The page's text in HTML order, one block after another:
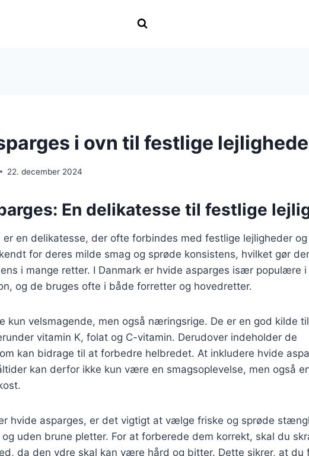
i ovn til festlige
22. december 2024
En delikatesse til festlige
er en delikatesse, der ofte forbindes med festlige lejligheder
for deres milde smag og sprøde konsistens, hvilket gør
i mange retter. I Danmark er hvide asparges især populære i
og de bruges ofte i både forretter og hovedretter.
kun velsmagende, men også næringsrige. De er en god kilde
vitamin K, folat og C-vitamin. Derudover indeholder de
kan bidrage til at forbedre helbredet. At inkludere hvide
kan derfor ikke kun være en smagsoplevelse, men også
hvide asparges, er det vigtigt at vælge friske og sprøde
uden brune pletter. For at forberede dem korrekt, skal du
da den ydre skal kan være hård og bitter. Dette sikrer, at du